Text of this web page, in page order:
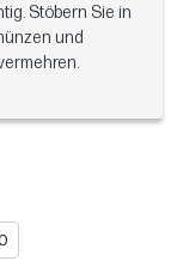
Stöbern Sie in
und